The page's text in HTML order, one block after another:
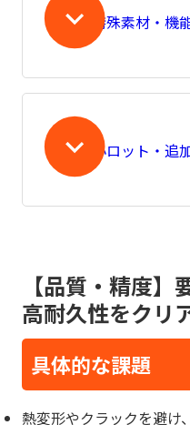
特殊素材・機
小ロット・追
【品質・精度】
高耐久性をクリ
具体的な課題
熱変形やクラックを避け